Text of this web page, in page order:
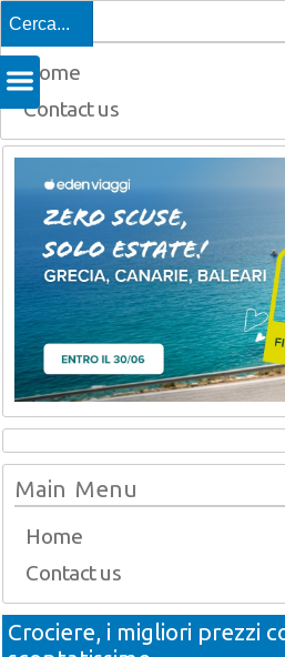
Top
Home
Contact us
Main Menu
Home
Contact us
Crociere, i migliori prezzi